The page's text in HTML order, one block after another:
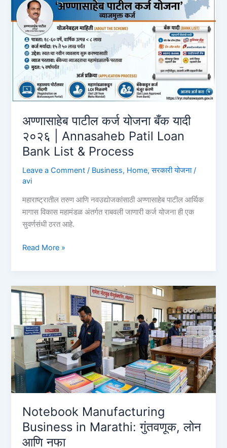
लाखाचे
इन्स्टंट
लोन
कसे
घ्यावे?
पात्रता
आणि
प्रक्रिया
2026
Bank
Instant
Loan
अण्णासाहेब पाटील कर्ज योजना बँक यादी
२०२६ | Annasaheb Patil Loan
Bank List & Process
Leave a Comment / Business, Home,सरकारी योजना/
avi
महाराष्ट्रातील तरुण आणि नवउद्योजकांसाठी अण्णासाहेब पाटील आर्थिक
मागास विकास महामंडळ अंतर्गत राबवली जाणारी कर्ज योजना ही एक
सुवर्णसंधी ठरत आहे.
अण्णासाहेब
योजना
बँक
यादी
२०२६
|
Annasaheb
Patil
Loan
Bank
List
&
Process
Read More »
Notebook Manufacturing
Business in Marathi: गुंतवणूक, लोन
आणि नफा